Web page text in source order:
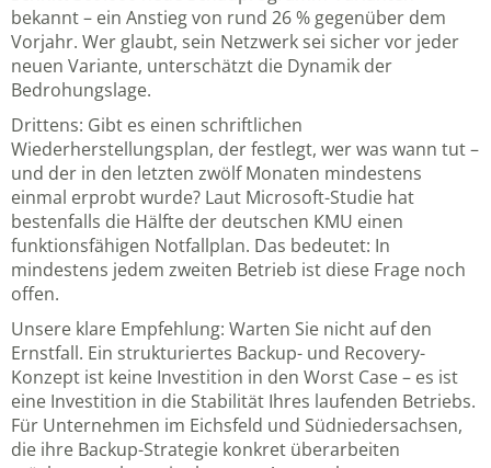
bekannt – ein Anstieg von rund 26 % gegenüber dem
Vorjahr. Wer glaubt, sein Netzwerk sei sicher vor jeder
neuen Variante, unterschätzt die Dynamik der
Bedrohungslage.
Drittens: Gibt es einen schriftlichen
Wiederherstellungsplan, der festlegt, wer was wann tut –
und der in den letzten zwölf Monaten mindestens
einmal erprobt wurde? Laut Microsoft-Studie hat
bestenfalls die Hälfte der deutschen KMU einen
funktionsfähigen Notfallplan. Das bedeutet: In
mindestens jedem zweiten Betrieb ist diese Frage noch
offen.
Unsere klare Empfehlung: Warten Sie nicht auf den
Ernstfall. Ein strukturiertes Backup- und Recovery-
Konzept ist keine Investition in den Worst Case – es ist
eine Investition in die Stabilität Ihres laufenden Betriebs.
Für Unternehmen im Eichsfeld und Südniedersachsen,
die ihre Backup-Strategie konkret überarbeiten